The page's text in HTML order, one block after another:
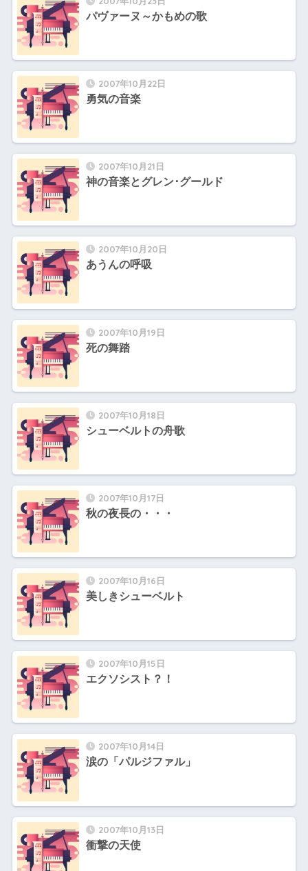
パヴァーヌ～かもめの歌
2007年10月22日
勇気の音楽
2007年10月21日
神の音楽とグレン･グールド
2007年10月20日
あうんの呼吸
2007年10月19日
死の舞踏
2007年10月18日
シューベルトの舟歌
2007年10月17日
秋の夜長の・・・
2007年10月16日
美しきシューベルト
2007年10月15日
エクソシスト？！
2007年10月14日
涙の「パルジファル」
2007年10月13日
衝撃の天使